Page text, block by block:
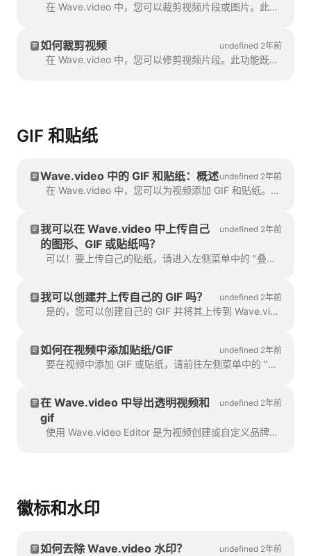
在 Wave.video 中，您可以裁剪视频片段或图片。此功能适用于您上传到视频制作工具的视频片段/图像，以及您选择的视频片段/图像。
如何裁剪视频 undefined 2年前
在 Wave.video 中，您可以修剪视频片段。此功能既适用于您自己上传到视频制作工具的视频片段，也适用于您选择的视频片段。
GIF 和贴纸
Wave.video 中的 GIF 和贴纸：概述undefined 2年前
在 Wave.video 中，您可以为视频添加 GIF 和贴纸。这样，您就可以让视频更吸引人、更个性化、更能吸引观众。P...
我可以在 Wave.video 中上传自己
的图形、GIF 或贴纸吗？
undefined 2年前
可以！要上传自己的贴纸，请进入左侧菜单中的 "叠加和贴纸 "步骤，然后点击 "媒体 "选项卡->"上传"。
我可以创建并上传自己的 GIF 吗？ undefined 2年前
是的，您可以创建自己的 GIF 并将其上传到 Wave.video。这里有一篇关于如何创建自己的 GIF 的有用文章。一旦您的 GIF 被阅读...
如何在视频中添加贴纸/GIF undefined 2年前
要在视频中添加 GIF 或贴纸，请前往左侧菜单中的 "叠加和贴纸 "步骤。您将看到所有的 GIF 或贴纸。
在 Wave.video 中导出透明视频和
gif
undefined 2年前
使用 Wave.video Editor 是为视频创建或自定义品牌或透明元素、自定义叠加、低三分之一或视频的最简单方法。
徽标和水印
如何去除 Wave.video 水印？ undefined 2年前